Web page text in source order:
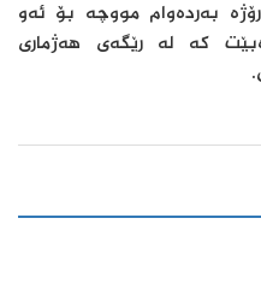
بەردەوام مووچە بۆ ئەو
کە لە رێگەی هەژماری